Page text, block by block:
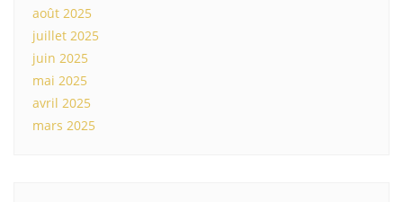
août 2025
juillet 2025
juin 2025
mai 2025
avril 2025
mars 2025